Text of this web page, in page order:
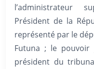
l’administrateur
Président de la
représenté par le
Futuna ; le
président du